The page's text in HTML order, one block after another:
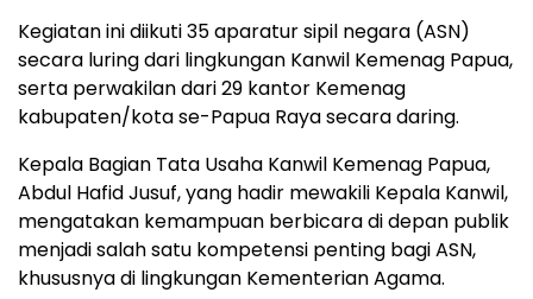
Kegiatan ini diikuti 35 aparatur sipil negara (ASN)
secara luring dari lingkungan Kanwil Kemenag Papua,
serta perwakilan dari 29 kantor Kemenag
kabupaten/kota se-Papua Raya secara daring.
Kepala Bagian Tata Usaha Kanwil Kemenag Papua,
Abdul Hafid Jusuf, yang hadir mewakili Kepala Kanwil,
mengatakan kemampuan berbicara di depan publik
menjadi salah satu kompetensi penting bagi ASN,
khususnya di lingkungan Kementerian Agama.